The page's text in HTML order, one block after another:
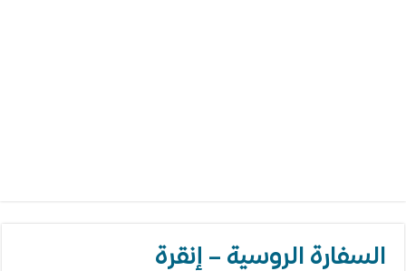
السفارة الروسية – إنقرة